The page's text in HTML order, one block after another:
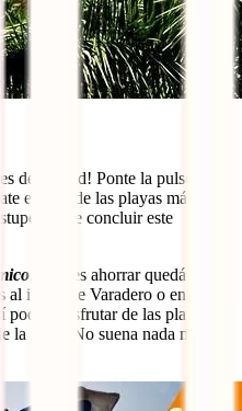
de verdad! Ponte la pulsera del
en una de las playas más
de concluir este
, puedes ahorrar quedándote
al inicio de Varadero o en el
podrás disfrutar de las playas y
la zona. No suena nada mal,